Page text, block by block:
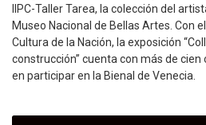
IIPC-Taller Tarea, la colección del
Museo Nacional de Bellas Artes. Con
Cultura de la Nación, la exposición
construcción” cuenta con más de
en participar en la Bienal de Venecia.